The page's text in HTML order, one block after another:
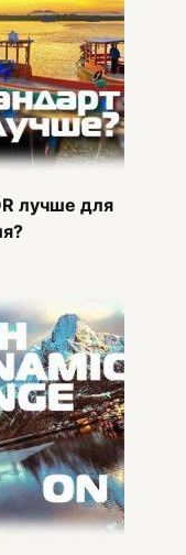
лучше для